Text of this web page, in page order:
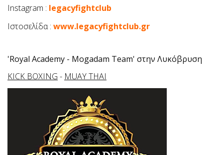
Instagram : legacyfightclub
Ιστοσελίδα : www.legacyfightclub.gr
'Royal Academy - Mogadam Team' στην Λυκόβρυση
KICK BOXING - MUAY THAI